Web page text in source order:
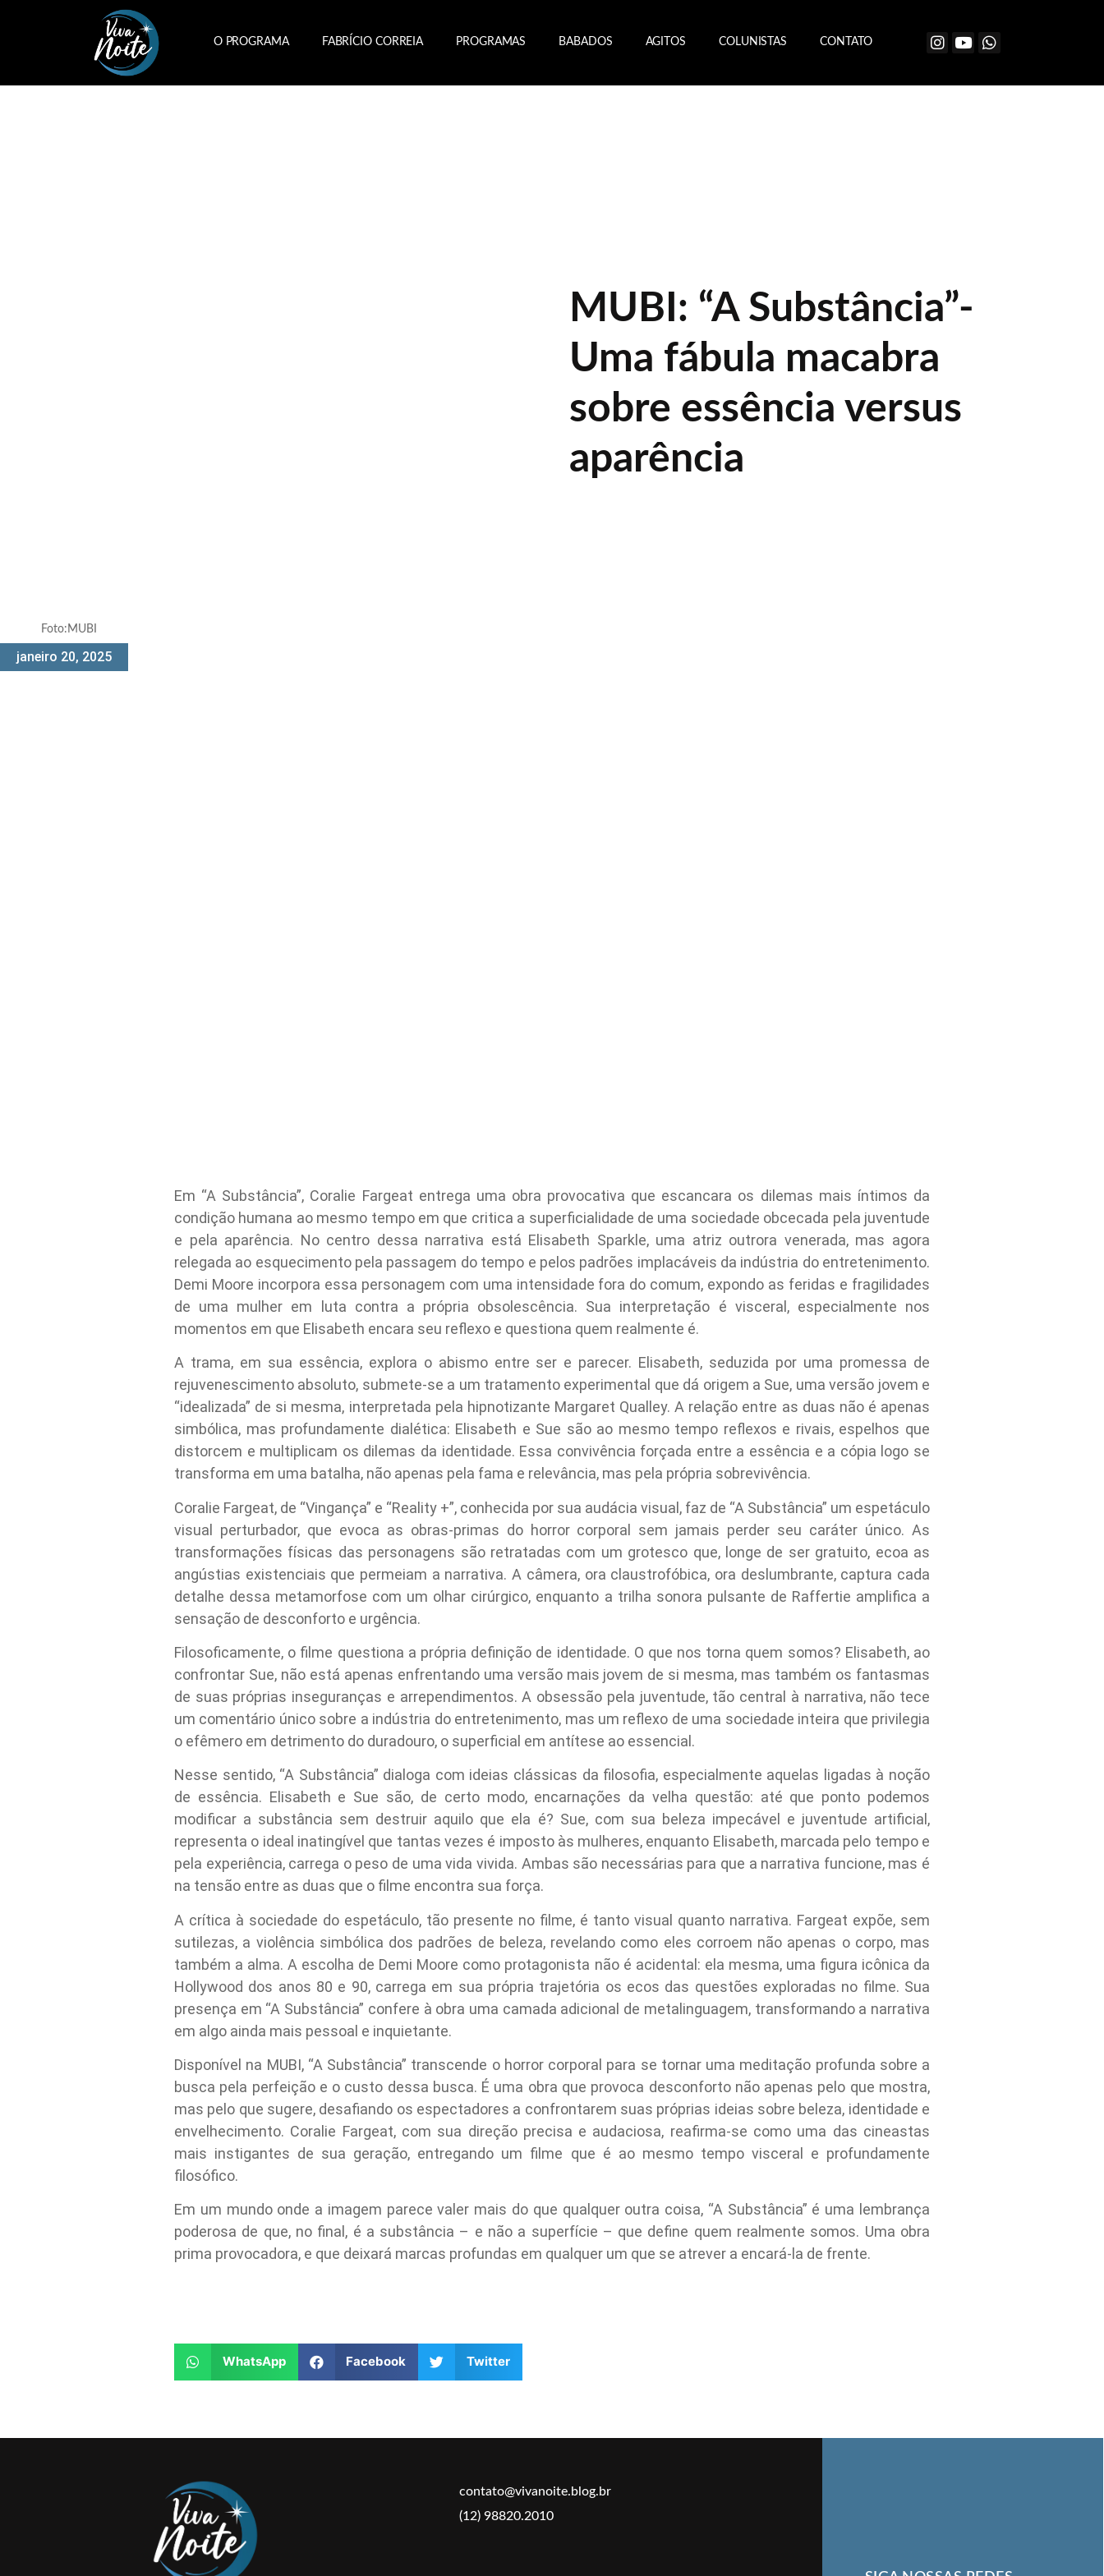
O PROGRAMA FABRÍCIO CORREIA PROGRAMAS BABADOS AGITOS COLUNISTAS CONTATO
Foto:MUBI
janeiro 20, 2025
MUBI: “A Substância”-
Uma fábula macabra
sobre essência versus
aparência
Em “A Substância”, Coralie Fargeat entrega uma obra provocativa que escancara os dilemas mais íntimos da
condição humana ao mesmo tempo em que critica a superficialidade de uma sociedade obcecada pela juventude
e pela aparência. No centro dessa narrativa está Elisabeth Sparkle, uma atriz outrora venerada, mas agora
relegada ao esquecimento pela passagem do tempo e pelos padrões implacáveis da indústria do entretenimento.
Demi Moore incorpora essa personagem com uma intensidade fora do comum, expondo as feridas e fragilidades
de uma mulher em luta contra a própria obsolescência. Sua interpretação é visceral, especialmente nos
momentos em que Elisabeth encara seu reflexo e questiona quem realmente é.
A trama, em sua essência, explora o abismo entre ser e parecer. Elisabeth, seduzida por uma promessa de
rejuvenescimento absoluto, submete-se a um tratamento experimental que dá origem a Sue, uma versão jovem e
“idealizada” de si mesma, interpretada pela hipnotizante Margaret Qualley. A relação entre as duas não é apenas
simbólica, mas profundamente dialética: Elisabeth e Sue são ao mesmo tempo reflexos e rivais, espelhos que
distorcem e multiplicam os dilemas da identidade. Essa convivência forçada entre a essência e a cópia logo se
transforma em uma batalha, não apenas pela fama e relevância, mas pela própria sobrevivência.
Coralie Fargeat, de “Vingança” e “Reality +”, conhecida por sua audácia visual, faz de “A Substância” um espetáculo
visual perturbador, que evoca as obras-primas do horror corporal sem jamais perder seu caráter único. As
transformações físicas das personagens são retratadas com um grotesco que, longe de ser gratuito, ecoa as
angústias existenciais que permeiam a narrativa. A câmera, ora claustrofóbica, ora deslumbrante, captura cada
detalhe dessa metamorfose com um olhar cirúrgico, enquanto a trilha sonora pulsante de Raffertie amplifica a
sensação de desconforto e urgência.
Filosoficamente, o filme questiona a própria definição de identidade. O que nos torna quem somos? Elisabeth, ao
confrontar Sue, não está apenas enfrentando uma versão mais jovem de si mesma, mas também os fantasmas
de suas próprias inseguranças e arrependimentos. A obsessão pela juventude, tão central à narrativa, não tece
um comentário único sobre a indústria do entretenimento, mas um reflexo de uma sociedade inteira que privilegia
o efêmero em detrimento do duradouro, o superficial em antítese ao essencial.
Nesse sentido, “A Substância” dialoga com ideias clássicas da filosofia, especialmente aquelas ligadas à noção
de essência. Elisabeth e Sue são, de certo modo, encarnações da velha questão: até que ponto podemos
modificar a substância sem destruir aquilo que ela é? Sue, com sua beleza impecável e juventude artificial,
representa o ideal inatingível que tantas vezes é imposto às mulheres, enquanto Elisabeth, marcada pelo tempo e
pela experiência, carrega o peso de uma vida vivida. Ambas são necessárias para que a narrativa funcione, mas é
na tensão entre as duas que o filme encontra sua força.
A crítica à sociedade do espetáculo, tão presente no filme, é tanto visual quanto narrativa. Fargeat expõe, sem
sutilezas, a violência simbólica dos padrões de beleza, revelando como eles corroem não apenas o corpo, mas
também a alma. A escolha de Demi Moore como protagonista não é acidental: ela mesma, uma figura icônica da
Hollywood dos anos 80 e 90, carrega em sua própria trajetória os ecos das questões exploradas no filme. Sua
presença em “A Substância” confere à obra uma camada adicional de metalinguagem, transformando a narrativa
em algo ainda mais pessoal e inquietante.
Disponível na MUBI, “A Substância” transcende o horror corporal para se tornar uma meditação profunda sobre a
busca pela perfeição e o custo dessa busca. É uma obra que provoca desconforto não apenas pelo que mostra,
mas pelo que sugere, desafiando os espectadores a confrontarem suas próprias ideias sobre beleza, identidade e
envelhecimento. Coralie Fargeat, com sua direção precisa e audaciosa, reafirma-se como uma das cineastas
mais instigantes de sua geração, entregando um filme que é ao mesmo tempo visceral e profundamente
filosófico.
Em um mundo onde a imagem parece valer mais do que qualquer outra coisa, “A Substância” é uma lembrança
poderosa de que, no final, é a substância – e não a superfície – que define quem realmente somos. Uma obra
prima provocadora, e que deixará marcas profundas em qualquer um que se atrever a encará-la de frente.
WhatsApp Facebook Twitter
contato@vivanoite.blog.br
(12) 98820.2010